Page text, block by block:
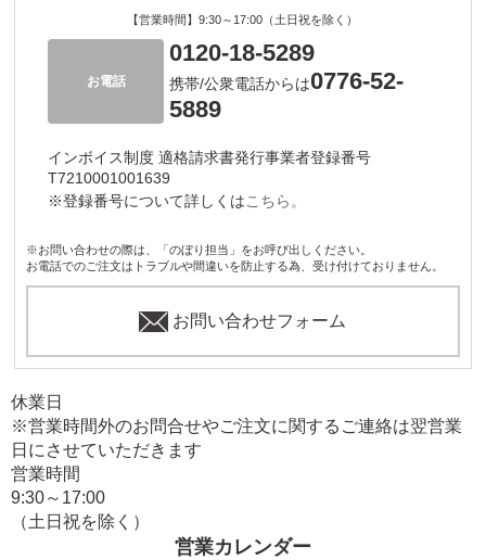
【営業時間】9:30～17:00（土日祝を除く）
お電話
0120-18-5289
携帯/公衆電話からは0776-52-
5889
インボイス制度 適格請求書発行事業者登録番号
T7210001001639
※登録番号について詳しくはこちら。
※お問い合わせの際は、「のぼり担当」をお呼び出しください。
お電話でのご注文はトラブルや間違いを防止する為、受け付けておりません。
お問い合わせフォーム
営業カレンダー
休業日
※営業時間外のお問合せやご注文に関するご連絡は翌営業
日にさせていただきます
営業時間
9:30～17:00
（土日祝を除く）